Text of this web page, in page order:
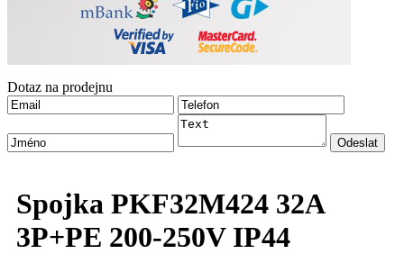
Dotaz na prodejnu
Spojka PKF32M424 32A
3P+PE 200-250V IP44